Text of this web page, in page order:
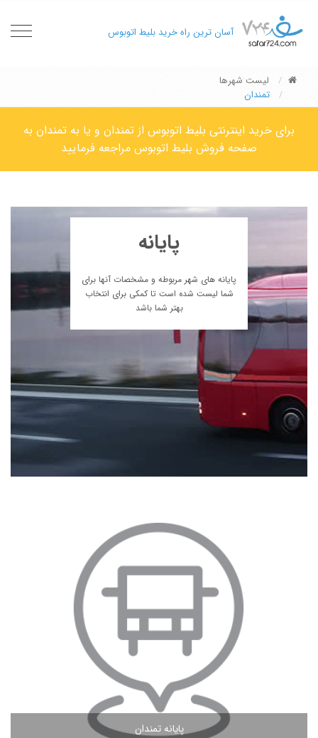
آسان ترین راه خرید بلیط اتوبوس
لیست شهرها
تمندان
برای خرید اینترنتی بلیط اتوبوس از تمندان و یا به تمندان به
صفحه فروش بلیط اتوبوس مراجعه فرمایید
پایانه
پایانه های شهر مربوطه و مشخصات آنها برای
شما لیست شده است تا کمکی برای انتخاب
بهتر شما باشد
پایانه تمندان